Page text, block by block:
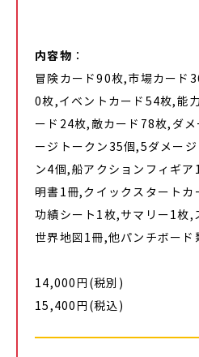
内容物 ：
冒険カード90枚,市場カード
0枚,イベントカード54枚,能
ード24枚,敵カード78枚,ダ
ージトークン35個,5ダメー
ン4個,船アクションフィギ
明書1冊,クイックスタート
功績シート1枚,サマリー1枚,
世界地図1冊,他パンチボード
14,000円(税別)
15,400円(税込)